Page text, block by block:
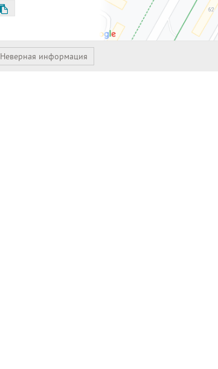
Неверная информация